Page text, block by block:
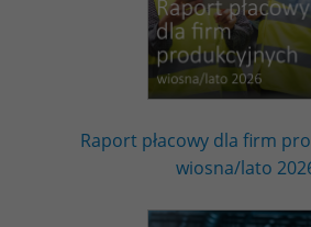
Raport płacowy dla firm
wiosna/lato